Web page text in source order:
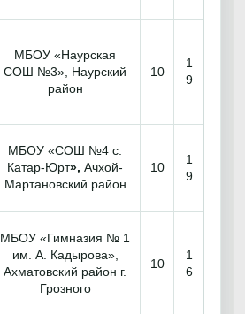
МБОУ «Наурская
СОШ №3», Наурский
район
10
1
9
МБОУ «СОШ №4 с.
Катар-Юрт», Ачхой-
Мартановский район
10
1
9
МБОУ «Гимназия № 1
им. А. Кадырова»,
Ахматовский район г.
Грозного
10
1
6